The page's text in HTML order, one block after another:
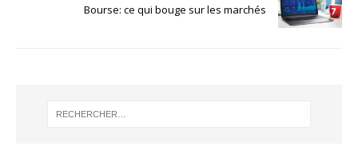
Bourse: ce qui bouge sur les marchés